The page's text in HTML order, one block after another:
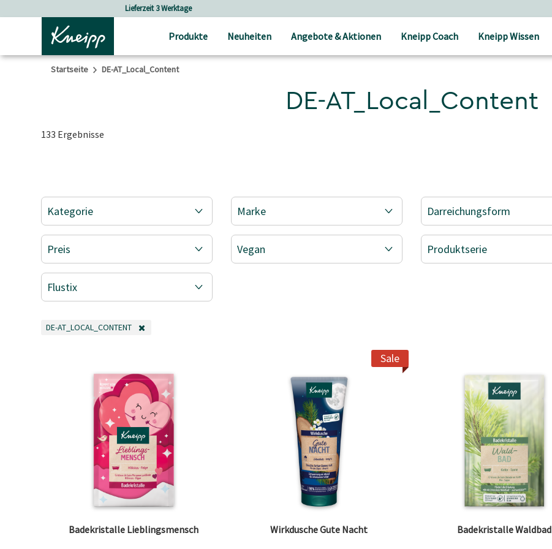
Versandkostenfrei ab 30 € Bestellwert
Produkte Neuheiten Angebote & Aktionen Kneipp Coach Kneipp Wissen
Startseite DE-AT_Local_Content
DE-AT_Local_Content
133 Ergebnisse
Kategorie Marke Darreichungsform
Preis Vegan Produktserie
Flustix
DE-AT_LOCAL_CONTENT
Badekristalle Lieblingsmensch
Sale
Wirkdusche Gute Nacht Badekristalle Waldbad